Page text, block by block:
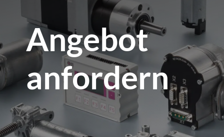
Angebot
anfordern